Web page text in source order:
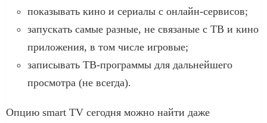
показывать кино и сериалы с онлайн-сервисов;
запускать самые разные, не связаные с ТВ и кино
приложения, в том числе игровые;
записывать ТВ-программы для дальнейшего
просмотра (не всегда).
Опцию smart TV сегодня можно найти даже